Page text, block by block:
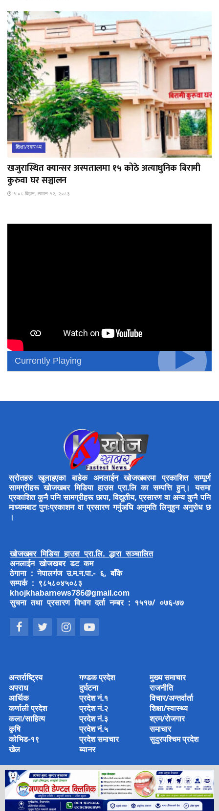
शिक्षा/स्वास्थ्य
खजुरास्थित क्यान्सर अस्पतालमा १५ कोठे अत्याधुनिक बिरामी
कुरुवा घर सञ्चालन
१:०८ बिहान, साउन १२, २०८३
Currently Playing
स्रोतहरु खुलाइएका बाहेक अनलाईन खोजखबरमा प्रकाशित सम्पूर्ण
सामग्रीहरू खोजखबर मिडिया हाउस प्रा.लि का सम्पत्ति हुन्। यसमा
प्रकाशित कुनै पनि सामग्रीहरू छापा, विद्युतीय, प्रसारण वा अन्य कुनै पनि
माध्यमबाट पुनःप्रकाशन वा प्रसारण गर्नुअघि अनुमति लिनुहुन अनुरोध छ
।
खोजखबर मिडिया हाउस प्रा.लि. द्धारा सञ्चालित
अनलाईन खोजखबर डट कम
ठेगाना : नेपालगंज उ.म.न.पा.- ६, बाँके
सम्पर्क : ९८५८०४५०८३
khojkhabarnews786@gmail.com
सुचना तथा प्रसारण विभाग दर्ता नम्बर : १५१७/ ०७६-७७
अन्तर्राष्ट्रिय
अपराध
आर्थिक
कर्णाली प्रदेश
कला/साहित्य
कृषि
कोभिड-१९
खेल
गण्डक प्रदेश
दुर्घटना
प्रदेश नं.१
प्रदेश नं.२
प्रदेश नं.३
प्रदेश नं.५
प्रदेश समाचार
ब्यानर
मुख्य समाचार
राजनीति
विचार/अन्तर्वार्ता
शिक्षा/स्वास्थ्य
श्रम/रोजगार
समाचार
सुदुरपश्चिम प्रदेश
© 2022 Copyright © 2022 khoj khabar Media House Pvt Ltd
Designed & Developed byAmjad Ansari.